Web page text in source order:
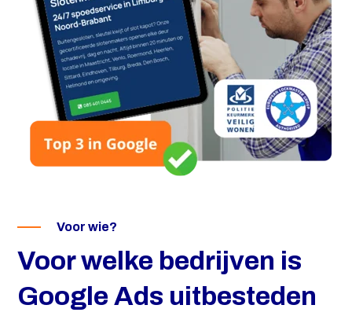
Voor wie?
Voor welke bedrijven is
Google Ads uitbesteden